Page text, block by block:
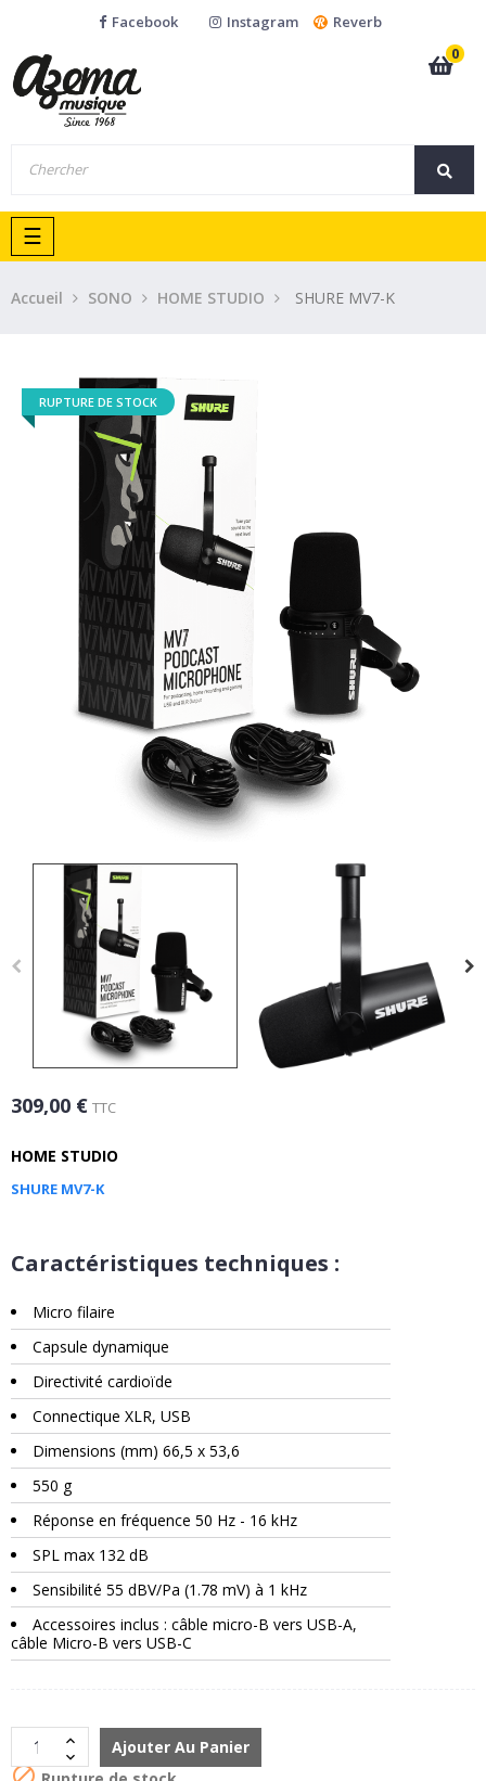
Facebook Instagram
Reverb
0
Basculer
la
navigation
☰
Accueil SONO HOME STUDIO SHURE MV7-K
RUPTURE DE STOCK
309,00 € TTC
HOME STUDIO
SHURE MV7-K
Caractéristiques techniques :
Micro filaire
Capsule dynamique
Directivité cardioïde
Connectique XLR, USB
Dimensions (mm) 66,5 x 53,6
550 g
Réponse en fréquence 50 Hz - 16 kHz
SPL max 132 dB
Sensibilité 55 dBV/Pa (1.78 mV) à 1 kHz
Accessoires inclus : câble micro-B vers USB-A,
câble Micro-B vers USB-C
Ajouter Au Panier
